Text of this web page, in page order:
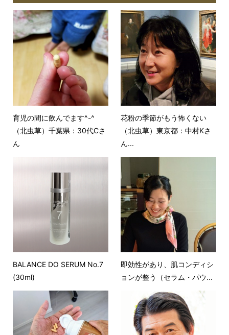
育児の間に飲んでます^-^
（北虫草）千葉県：30代Cさ
ん
花粉の季節がもう怖くない
（北虫草）東京都：中村Kさ
ん...
BALANCE DO SERUM No.7
(30ml)
即効性があり、肌コンディシ
ョンが整う（セラム・パウ...